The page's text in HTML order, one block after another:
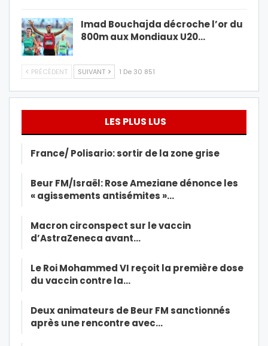
Imad Bouchajda décroche l’or du
800m aux Mondiaux U20…
PRÉCÉDENT SUIVANT 1 De 30 851
LES PLUS LUS
France/ Polisario: sortir de la zone grise
Beur FM/Israël: Rose Ameziane dénonce les
« agissements antisémites »…
Macron circonspect sur le vaccin
d’AstraZeneca avant…
Le Roi Mohammed VI reçoit la première dose
du vaccin contre la…
Deux animateurs de Beur FM sanctionnés
après une rencontre avec…